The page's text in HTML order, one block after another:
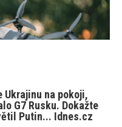
Ukrajinu na pokoji,
G7 Rusku. Dokažte
Putin... Idnes.cz